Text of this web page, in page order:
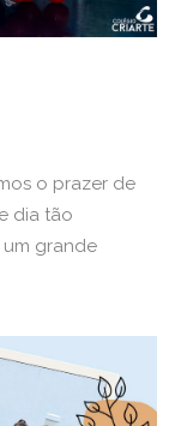
o prazer de
dia tão
um grande